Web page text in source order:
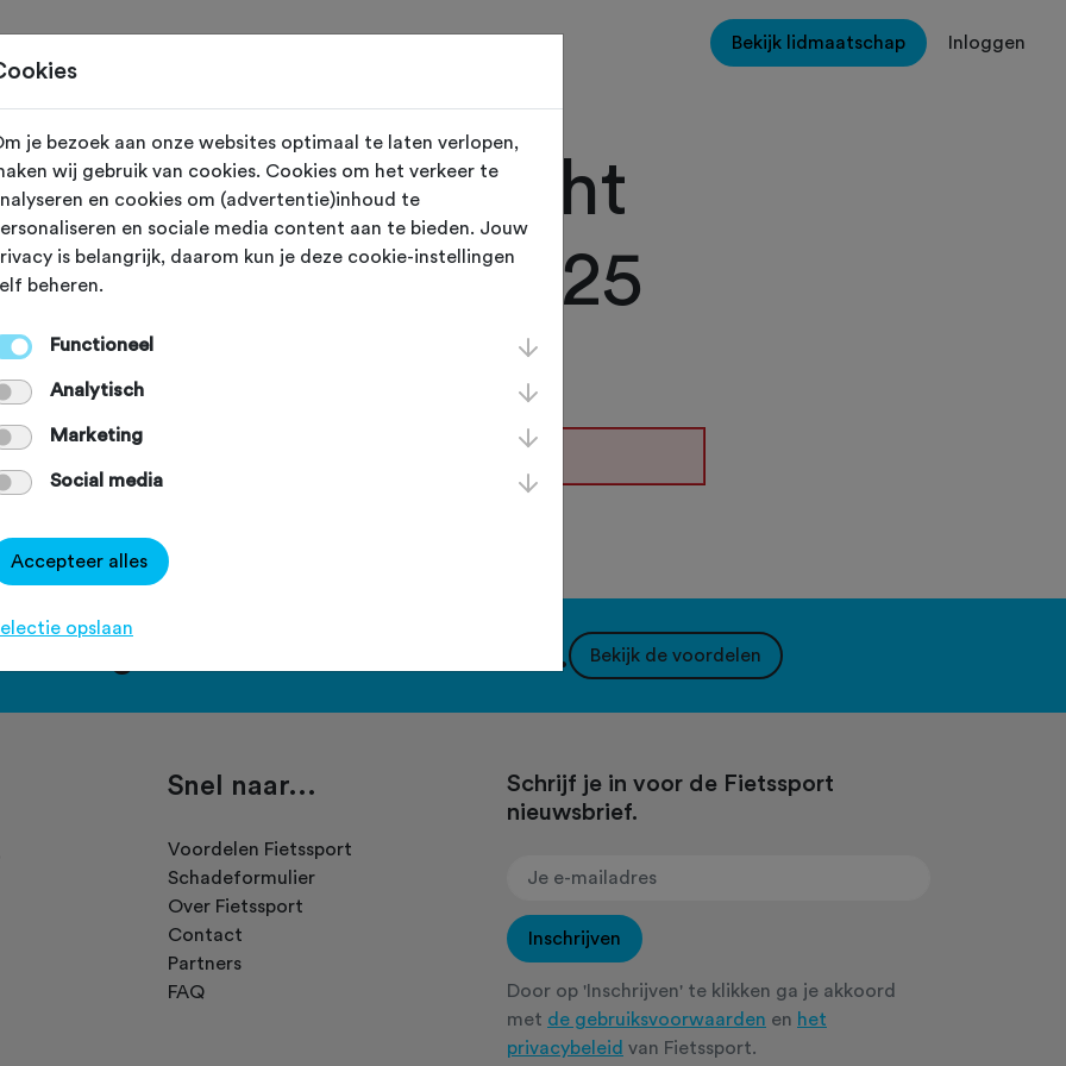
Bekijk lidmaatschap Inloggen
Tocht
Wild & Vri-j 2025
2025
plaatsgevonden op zondag 21 september 2025.
en ga voor het PLUS account. Bekijk de voordelen
Snel naar...
Voordelen Fietssport
Schadeformulier
Over Fietssport
Contact
Partners
FAQ
Schrijf je in voor de Fietssport
nieuwsbrief.
Inschrijven
Door op 'Inschrijven' te klikken ga je akkoord
met de gebruiksvoorwaarden en het
privacybeleid van Fietssport.
je bezoek aan onze websites optimaal te laten verlopen,
wij gebruik van cookies. Cookies om het verkeer te
en cookies om (advertentie)inhoud te
en sociale media content aan te bieden. Jouw
is belangrijk, daarom kun je deze cookie-instellingen
beheren.
Functioneel
Analytisch
Marketing
Social media
Accepteer alles
opslaan